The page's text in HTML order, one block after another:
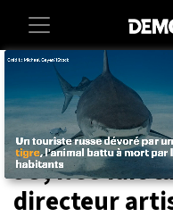
Societe
David Guetta
snobé pour
JO, il se fait
directeur